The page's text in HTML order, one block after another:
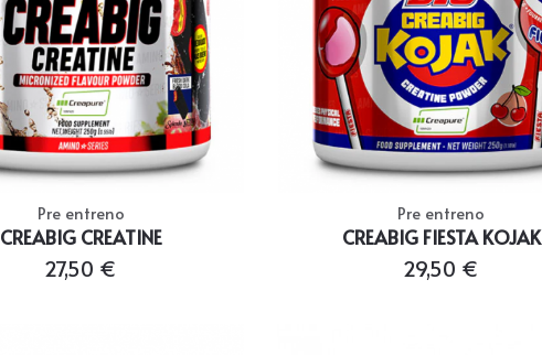
Pre entreno
CREABIG CREATINE
27,50 €
Pre entreno
CREABIG FIESTA KOJAK
29,50 €